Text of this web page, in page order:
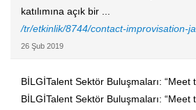
katılımına açık bir ...
/tr/etkinlik/8744/contact-improvisation-
26 Şub 2019
BİLGİTalent Sektör Buluşmaları: “Meet
BİLGİTalent Sektör Buluşmaları: “Meet